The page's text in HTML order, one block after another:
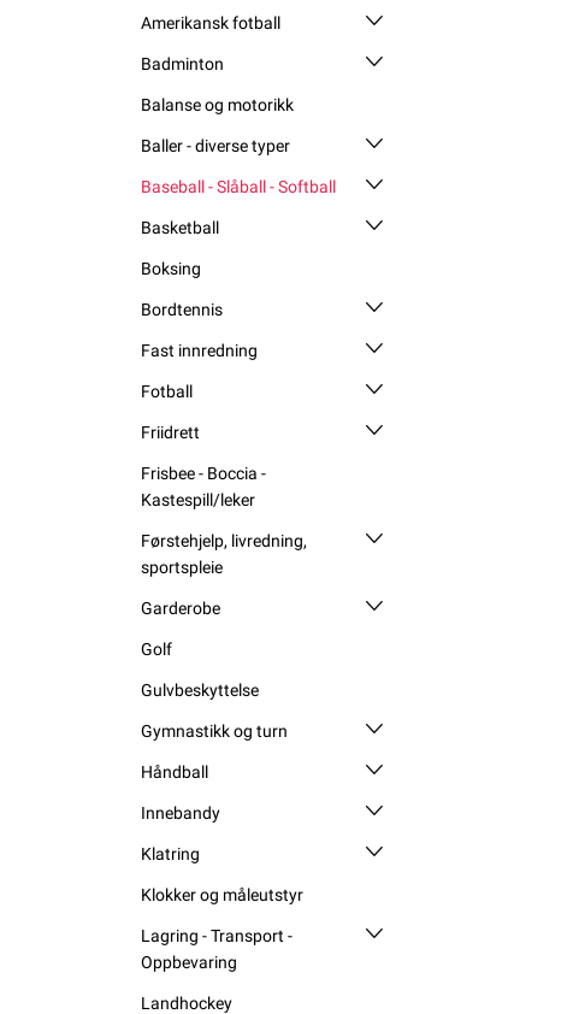
Amerikansk fotball
Badminton
Balanse og motorikk
Baller - diverse typer
Baseball - Slåball - Softball
Basketball
Boksing
Bordtennis
Fast innredning
Fotball
Friidrett
Frisbee - Boccia -
Kastespill/leker
Førstehjelp, livredning,
sportspleie
Garderobe
Golf
Gulvbeskyttelse
Gymnastikk og turn
Håndball
Innebandy
Klatring
Klokker og måleutstyr
Lagring - Transport -
Oppbevaring
Landhockey